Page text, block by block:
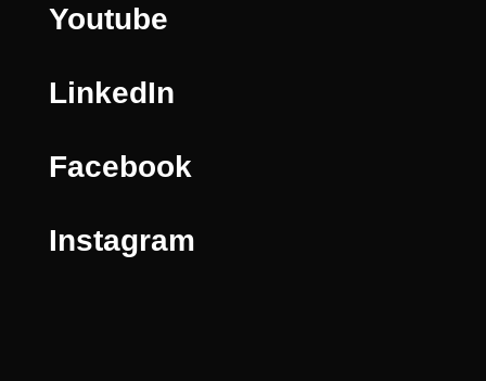
Youtube
LinkedIn
Facebook
Instagram